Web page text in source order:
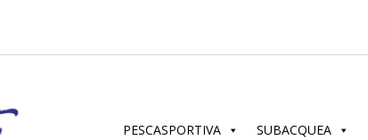
PESCASPORTIVA SUBACQUEA